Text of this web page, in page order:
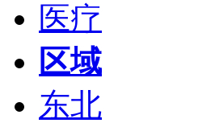
医疗
区域
东北